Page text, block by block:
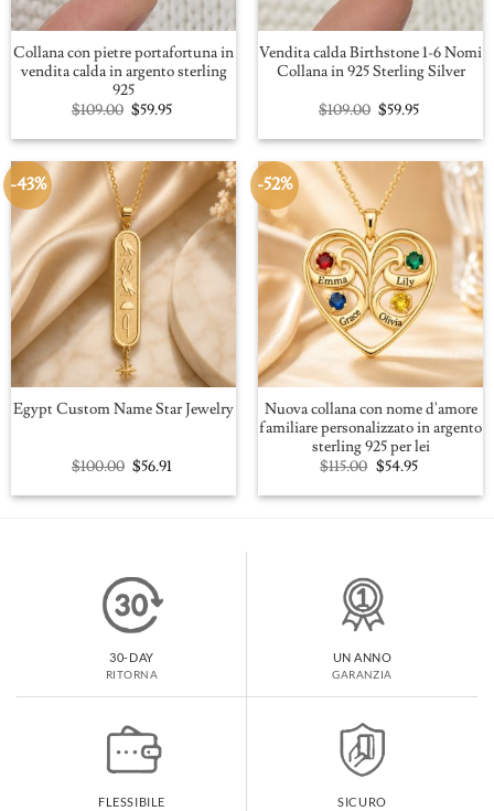
Collana con pietre portafortuna in
vendita calda in argento sterling
925
$109.00 Original
price
was:
$59.95Current
is:
Vendita calda Birthstone 1-6 Nomi
Collana in 925 Sterling Silver
$109.00 Original
price
was:
$59.95Current
is:
-43%
Egypt Custom Name Star Jewelry
$100.00 Original
price
was:
$56.91Current
is:
-52%
Nuova collana con nome d'amore
familiare personalizzato in argento
sterling 925 per lei
$115.00 Original
price
was:
$54.95Current
is:
30-DAY
RITORNA
UN ANNO
GARANZIA
FLESSIBILE SICURO